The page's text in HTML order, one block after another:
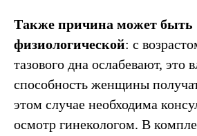
Также причина может быть
физиологической: с
тазового дна ослабевают, это
способность женщины
этом случае необходима
осмотр гинекологом. В